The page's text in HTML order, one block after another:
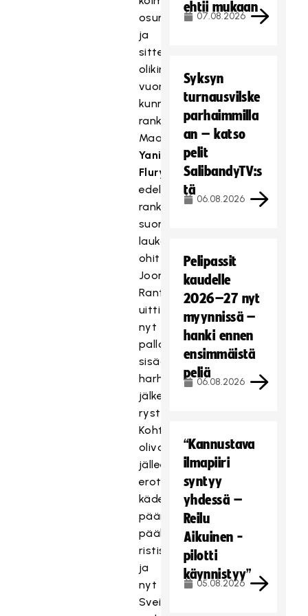
osumansa,
ja
sitten
olikin
vuorossa
kunnon
rankkarishow.
Maalivahti
Yanick
Fluryn
edellisessä
rankkarissaan
suoralla
laukauksella
ohittanut
Joona
Rantala
uitti
nyt
pallon
sisään
harhautuksen
jälkeen
rystyltä.
Kohta
olivat
jälleen
erotuomarin
kädet
pään
päällä
ristissä,
ja
nyt
Sveitsi
ehtii mukaan
07.08.2026
Syksyn
turnausvilske
parhaimmilla
an – katso
pelit
SalibandyTV:s
tä
06.08.2026
Pelipassit
kaudelle
2026–27 nyt
myynnissä –
hanki ennen
ensimmäistä
peliä
06.08.2026
“Kannustava
ilmapiiri
syntyy
yhdessä –
Reilu
Aikuinen -
pilotti
käynnistyy”
05.08.2026